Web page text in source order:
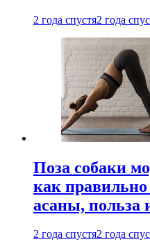
2 года спустя2 года
Поза собаки
как правильно
асаны, польза
2 года спустя2 года